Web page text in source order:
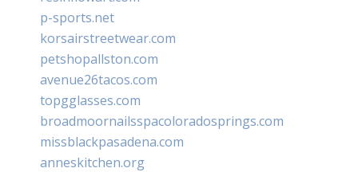
p-sports.net
korsairstreetwear.com
petshopallston.com
avenue26tacos.com
topgglasses.com
broadmoornailsspacoloradosprings.com
missblackpasadena.com
anneskitchen.org